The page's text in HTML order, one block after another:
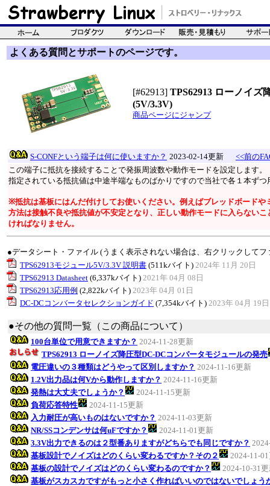
よくある質問とサポートのページです。
[#62913] TPS62913 ローノイズ
(5V/3.3V)
商品ページにジャンプ
S-CONFという端子は何に使いますか？ 2023-02-14更新
<<前の
この端子に抵抗を接続することで発振周波数や動作モードを設定します。
指定されている抵抗値は中途半端なものばかりですので当社で各１本ず
※抵抗は基板にはんだ付けしてお使いください。例えばブレッドボード
方法は接触不良や抵抗値が不安定となり、正しい動作モードに入らない
ければなりません。
●データシート・ファイル (うまく表示されない場合は、右クリックして
TPS62913モジュール5V/3.3V 説明書 (511kバイト) 2024年 11月 20日
TPS62913 Datasheet (6,337kバイト) 2021年 04月 08日
TPS62913応用例 (2,822kバイト) 2023年 04月 01日
DC-DCコンバータセレクションガイド (7,354kバイト) 2023年 04月 19日
●その他の質問一覧（この商品について）
100台単位で用意できますか？ 2024-11-28更新
TPS62913 ローノイズ降圧型DC-DCコンバータモジュールの発売
電圧違いの３種類はどうやって区別しますか？ 2024-11-16更新
1.2V出力品は何Vから動作しますか？ 2024-11-16更新
発熱は大丈夫でしょうか？
2024-11-15更新
負荷応答特性
2024-11-15更新
入力耐圧が高いものはないですか？ 2024-11-03更新
NR/SSコンデンサは何uFですか？
2024-11-01更新
3.3V出力できるのは２型番ありますがどちらでも同じですか？
基板設計でノイズはどのくらい変わるですか？その２
2024-11-
基板の設計でノイズはどのくらい変わるのですか？
2024-10-31
基板がスカスカですがもっと小さく作ればいいのではないでしょう